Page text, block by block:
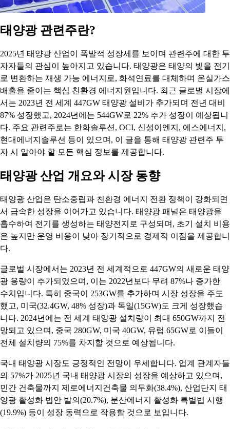
태양광 관련주란?
2025년 태양광 산업이 폭발적 성장세를 보이며 관련주에 대한 투
자자들의 관심이 높아지고 있습니다. 태양광은 태양의 빛을 전기
로 변환하는 재생 가능 에너지로, 화석연료를 대체하며 온실가스
배출을 줄이는 핵심 친환경 에너지원입니다. 최근 글로벌 시장에
서는 2023년 전 세계 447GW 태양광 설비가 추가되며 전년 대비
87% 성장했고, 2024년에는 544GW로 22% 추가 성장이 예상됩니
다. 주요 관련주로는 한화솔루션, OCI, 신성이엔지, 에스에너지,
현대에너지솔루션 등이 있으며, 이 글을 통해 태양광 관련주 투
자 시 알아야 할 모든 핵심 정보를 제공합니다.
태양광 산업 개요와 시장 동향
태양광 산업은 탄소중립과 친환경 에너지 전환 정책이 강화되면
서 급속한 성장을 이어가고 있습니다. 태양광 패널은 태양광을
흡수하여 전기를 생성하는 태양전지로 구성되며, 초기 설치 비용
은 높지만 운영 비용이 낮아 장기적으로 경제적 이점을 제공합니
다.
글로벌 시장에서는 2023년 전 세계적으로 447GW의 새로운 태양
광 용량이 추가되었으며, 이는 2022년보다 무려 87%나 증가한
수치입니다. 특히 중국이 253GW를 추가하며 시장 성장을 주도
했고, 미국(32.4GW, 48% 성장)과 독일(15GW)도 크게 성장했습
니다. 2024년에는 전 세계 태양광 설치량이 최대 650GW까지 전
망되고 있으며, 중국 280GW, 미국 40GW, 유럽 65GW로 이들이
전체 설치량의 75%를 차지할 것으로 예상됩니다.
국내 태양광 시장도 긍정적인 전망이 우세합니다. 업계 관계자들
의 57%가 2025년 국내 태양광 시장의 성장을 예상하고 있으며,
민간 건축물까지 제로에너지건축물 의무화(38.4%), 산업단지 태
양광 활성화 법안 발의(20.7%), 분산에너지 활성화 특별법 시행
(19.9%) 등이 성장 동력으로 작용할 것으로 보입니다.